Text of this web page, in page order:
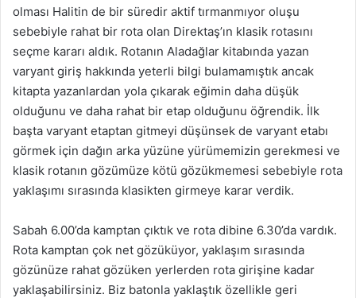
olması Halitin de bir süredir aktif tırmanmıyor oluşu
sebebiyle rahat bir rota olan Direktaş’ın klasik rotasını
seçme kararı aldık. Rotanın Aladağlar kitabında yazan
varyant giriş hakkında yeterli bilgi bulamamıştık ancak
kitapta yazanlardan yola çıkarak eğimin daha düşük
olduğunu ve daha rahat bir etap olduğunu öğrendik. İlk
başta varyant etaptan gitmeyi düşünsek de varyant etabı
görmek için dağın arka yüzüne yürümemizin gerekmesi ve
klasik rotanın gözümüze kötü gözükmemesi sebebiyle rota
yaklaşımı sırasında klasikten girmeye karar verdik.
Sabah 6.00’da kamptan çıktık ve rota dibine 6.30’da vardık.
Rota kamptan çok net gözüküyor, yaklaşım sırasında
gözünüze rahat gözüken yerlerden rota girişine kadar
yaklaşabilirsiniz. Biz batonla yaklaştık özellikle geri